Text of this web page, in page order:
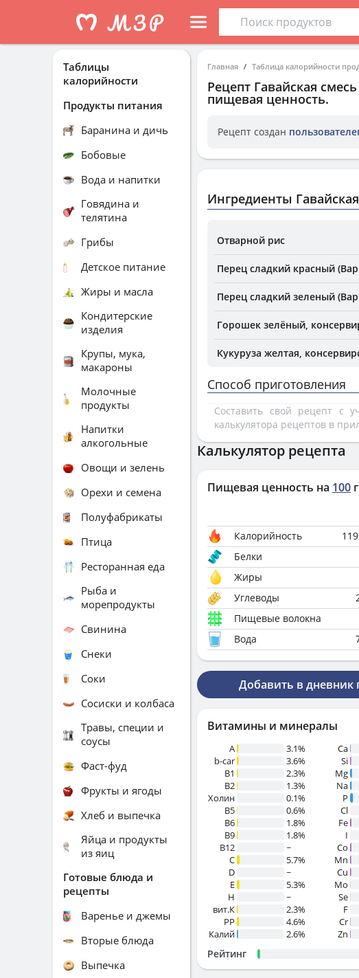
Главная Таблица калорийности
Рецепт Гавайская
пищевая ценность.
Рецепт создан
Ингредиенты
Отварной рис
Перец сладкий красный
Перец сладкий зеленый
Горошек зелёный,
Кукуруза желтая,
Способ приготовления
Составить свой рецепт с
калькулятора рецептов в
Калькулятор рецепта
Пищевая ценность на 100 г
Калорийность 119
Белки
Жиры
Углеводы
Пищевые волокна
Вода
Добавить в дневник
Витамины и минералы
A
3.1%
b-car
3.6%
В1
2.3%
B2
1.3%
Холин
0.1%
B5
0.6%
B6
1.8%
B9
1.8%
B12
~
C
5.7%
D
~
E
5.3%
H
~
вит.К
2.3%
PP
4.6%
Калий
2.6%
Ca
Si
Mg
Na
P
Cl
Fe
I
Co
Mn
Cu
Mo
Se
F
Cr
Zn
Рейтинг
Таблицы
калорийности
Продукты питания
Баранина и дичь
Бобовые
Вода и напитки
Говядина и
телятина
Грибы
Детское питание
Жиры и масла
Кондитерские
изделия
Крупы, мука,
макароны
Молочные
продукты
Напитки
алкогольные
Овощи и зелень
Орехи и семена
Полуфабрикаты
Птица
Ресторанная еда
Рыба и
морепродукты
Свинина
Снеки
Соки
Сосиски и колбаса
Травы, специи и
соусы
Фаст-фуд
Фрукты и ягоды
Хлеб и выпечка
Яйца и продукты
из яиц
Готовые блюда и
рецепты
Варенье и джемы
Вторые блюда
Выпечка